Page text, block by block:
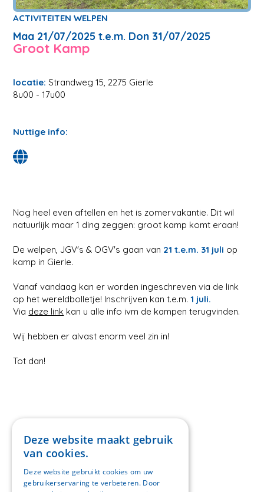
ACTIVITEITEN WELPEN
Maa 21/07/2025 t.e.m. Don 31/07/2025
Groot Kamp
locatie: Strandweg 15, 2275 Gierle
8u00 - 17u00
Nuttige info:
Nog heel even aftellen en het is zomervakantie. Dit wil
natuurlijk maar 1 ding zeggen: groot kamp komt eraan!
De welpen, JGV's & OGV's gaan van 21 t.e.m. 31 juli op
kamp in Gierle.
Vanaf vandaag kan er worden ingeschreven via de link
op het wereldbolletje! Inschrijven kan t.e.m.1 juli.
Via deze link kan u alle info ivm de kampen terugvinden.
Wij hebben er alvast enorm veel zin in!
Tot dan!
Deze website maakt gebruik
van cookies.
Deze website gebruikt cookies om uw
gebruikerservaring te verbeteren. Door